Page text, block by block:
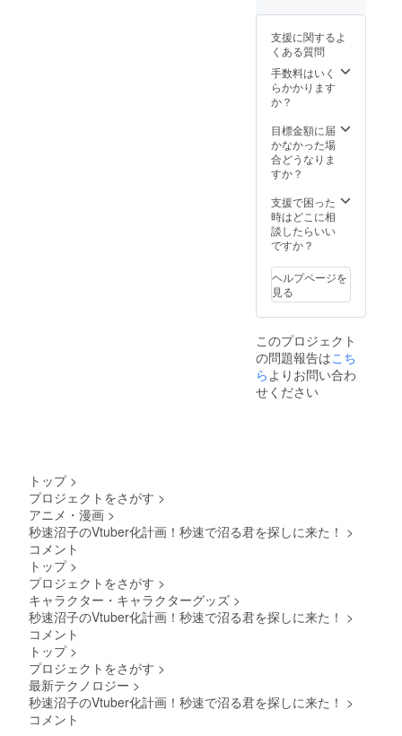
とがあ
る際に
は週に2
回程度
に増え
があり
ます。
独自に
作った
オリジ
グッズ
である
くださ
い。
【※3】
いて ・
提供方
法:クラ
ウド
ファン
ディン
の報告
及び
Twitter
にて提
供させ
て頂き
ます。
容と
なって
数:クラ
ウド
に、1週
間に1回
せて頂
きます
(掲載許
可取得
済)
【※3】
いて ・
提供方
法:クラ
ディン
グ内で
の報告
及び
にて提
て頂き
ます。
クラウ
ドファ
ンディ
ング内
での報
数:クラ
に、1週
て参り
ます。
披露目
して参
りま
す。イ
ラスト
レー
による
と5月中
旬頃を
がる予
定で
す。イ
ラスト
露目と
イラス
トレー
のお名
前及び
TwitterI
Dの方も
いて ・
グ内で
て頂き
サイ
ズ：横
12cm×
縦
13.5cm
) 12.限
ズ:XL/
デザイ
ン:画像
周年記
念イラ
ストを
依頼中
周年記
念イラ
ストを
利用し
がグッ
ズにな
る予定
です。
依頼品
して参
の予定
がる予
ド※1 9.
クリル
キーホ
ルダー
(サイ
mm)※1
10.アク
リルス
ズ:100
mm×13
0mm)※
1 11.手
ニ色紙
(サイズ:
サイ
ズ：横
縦
13.5cm
) 12.限
定Tシャ
ツ(サイ
(サイ
周年記
念イラ
ルで送
リター
ンの内
容を無
断で転
ことは
禁止で
す。 6.
プリ※1
7.ポス
トカー
ド※1 8.
レー
ディン
グカー
ド※1 9.
クリル
キーホ
ルダー
(サイ
ズ:75m
0mm)※
ズ：横
ツ(サイ
支援に関するよ
くある質問
手数料はいく
らかかります
か？
目標金額に届
かなかった場
合どうなりま
すか？
支援で困った
時はどこに相
談したらいい
ですか？
ヘルプページを
見る
このプロジェクト
の問題報告はこち
らよりお問い合わ
せください
トップ >
プロジェクトをさがす >
アニメ・漫画 >
秒速沼子のVtuber化計画！秒速で沼る君を探しに来た！ >
コメント
トップ >
プロジェクトをさがす >
キャラクター・キャラクターグッズ >
秒速沼子のVtuber化計画！秒速で沼る君を探しに来た！ >
コメント
トップ >
プロジェクトをさがす >
最新テクノロジー >
秒速沼子のVtuber化計画！秒速で沼る君を探しに来た！ >
コメント